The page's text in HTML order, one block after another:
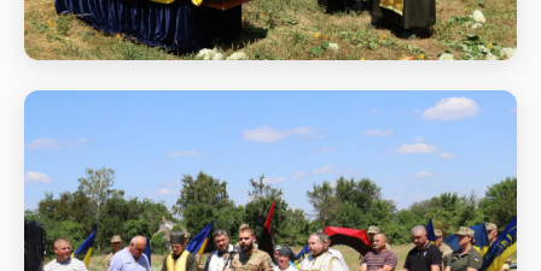
Заупокійна панахида за полеглим
воїном Ярославом В'юновим
Заупокійна панахида за полеглим воїном
Ярославом В'юновим